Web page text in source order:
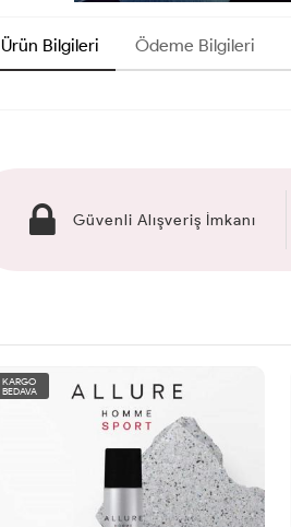
Ürün Bilgileri Ödeme Bilgileri
Güvenli Alışveriş İmkanı
KARGO
BEDAVA